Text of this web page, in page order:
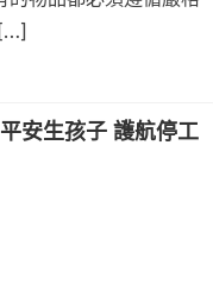
安生孩子 護航停工